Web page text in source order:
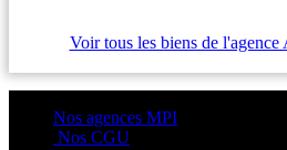
Voir tous les biens de
Nos agences MPI
Nos CGU